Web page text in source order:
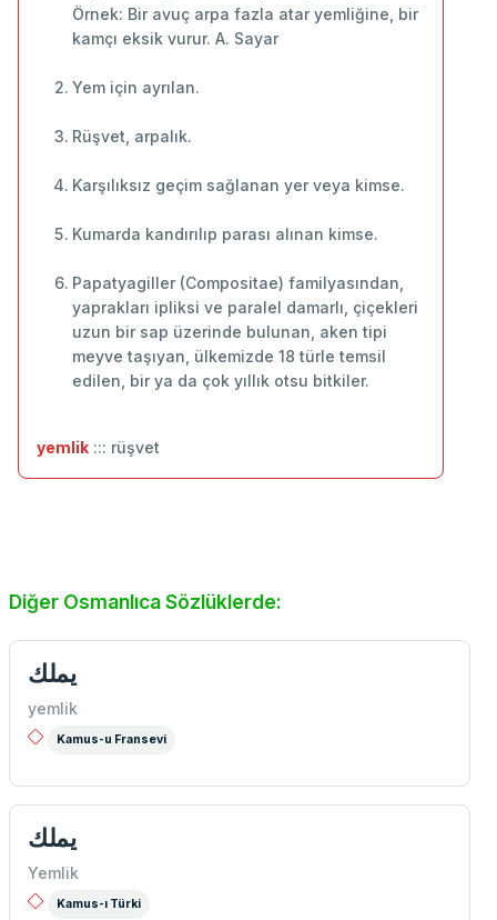
Örnek: Bir avuç arpa fazla atar yemliğine, bir
kamçı eksik vurur. A. Sayar
Yem için ayrılan.
Rüşvet, arpalık.
Karşılıksız geçim sağlanan yer veya kimse.
Kumarda kandırılıp parası alınan kimse.
Papatyagiller (Compositae) familyasından,
yaprakları ipliksi ve paralel damarlı, çiçekleri
uzun bir sap üzerinde bulunan, aken tipi
meyve taşıyan, ülkemizde 18 türle temsil
edilen, bir ya da çok yıllık otsu bitkiler.
yemlik ::: rüşvet
Diğer Osmanlıca Sözlüklerde:
يملك
yemlik
Kamus-u Fransevi
یملك
Yemlik
Kamus-ı Türki